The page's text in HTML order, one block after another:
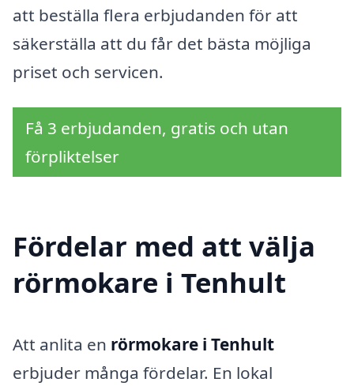
att beställa flera erbjudanden för att
säkerställa att du får det bästa möjliga
priset och servicen.
Få 3 erbjudanden, gratis och utan
förpliktelser
Fördelar med att välja
rörmokare i Tenhult
Att anlita en rörmokare i Tenhult
erbjuder många fördelar. En lokal